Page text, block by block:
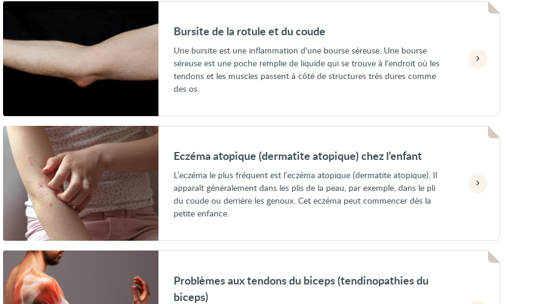
Voir
rotule
et
du
coude
Bursite de la rotule et du coude
Une bursite est une inflammation d'une bourse séreuse. Une bourse
séreuse est une poche remplie de liquide qui se trouve à l'endroit où les
tendons et les muscles passent à côté de structures très dures comme
des os.
Voir
Eczéma
atopique
(dermatite
atopique)
chez
l’enfant
Eczéma atopique (dermatite atopique) chez l’enfant
L’eczéma le plus fréquent est l’eczéma atopique (dermatite atopique). Il
apparaît généralement dans les plis de la peau, par exemple, dans le pli
du coude ou derrière les genoux. Cet eczéma peut commencer dès la
petite enfance.
Voir
Problèmes
aux
tendons
Problèmes aux tendons du biceps (tendinopathies du
biceps)